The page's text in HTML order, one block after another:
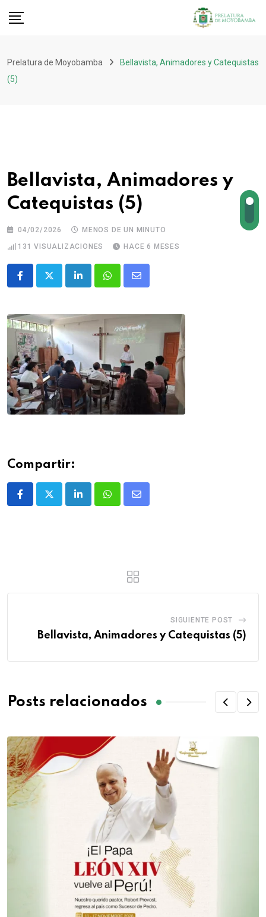
Prelatura de Moyobamba
Bellavista, Animadores y Catequistas
(5)
Bellavista, Animadores y
Catequistas (5)
04/02/2026
MENOS DE UN MINUTO
131 VISUALIZACIONES HACE 6 MESES
Compartir:
SIGUIENTE POST
Bellavista, Animadores y Catequistas (5)
Posts relacionados